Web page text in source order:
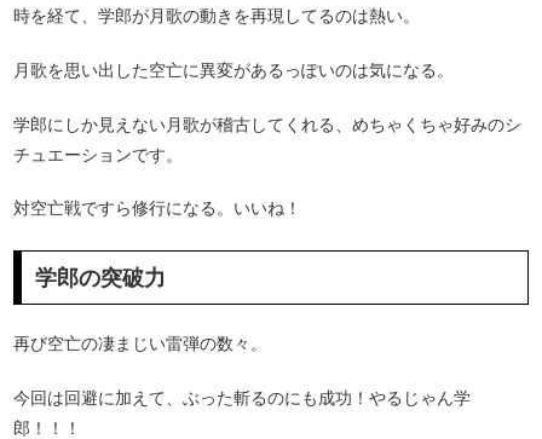
時を経て、学郎が月歌の動きを再現してるのは熱い。
月歌を思い出した空亡に異変があるっぽいのは気になる。
学郎にしか見えない月歌が稽古してくれる、めちゃくちゃ好みのシ
チュエーションです。
対空亡戦ですら修行になる。いいね！
学郎の突破力
再び空亡の凄まじい雷弾の数々。
今回は回避に加えて、ぶった斬るのにも成功！やるじゃん学
郎！！！